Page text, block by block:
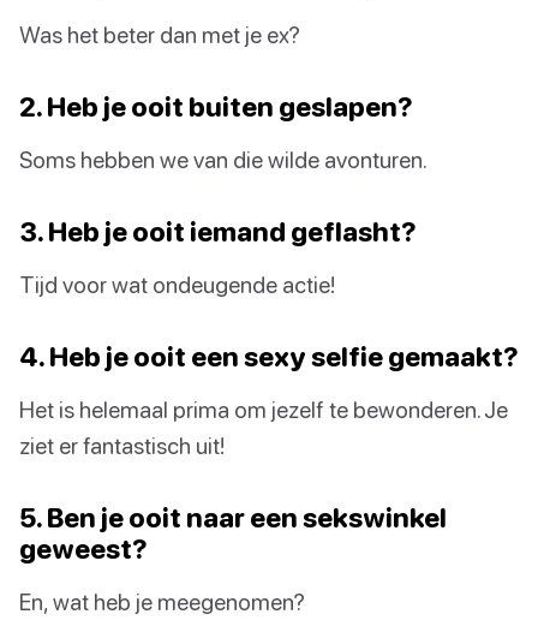
Was het beter dan met je ex?
2. Heb je ooit buiten geslapen?
Soms hebben we van die wilde avonturen.
3. Heb je ooit iemand geflasht?
Tijd voor wat ondeugende actie!
4. Heb je ooit een sexy selfie gemaakt?
Het is helemaal prima om jezelf te bewonderen. Je
ziet er fantastisch uit!
5. Ben je ooit naar een sekswinkel
geweest?
En, wat heb je meegenomen?